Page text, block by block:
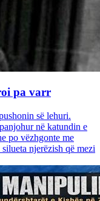
pa varr
së lehuri.
në katundin e
po vëzhgonte me
njerëzish që mezi